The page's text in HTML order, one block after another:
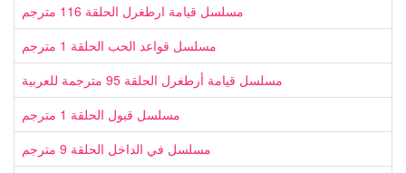
مسلسل قيامة ارطغرل الحلقة 116 مترجم
مسلسل قواعد الحب الحلقة 1 مترجم
مسلسل قيامة أرطغرل الحلقة 95 مترجمة للعربية
مسلسل قبول الحلقة 1 مترجم
مسلسل في الداخل الحلقة 9 مترجم